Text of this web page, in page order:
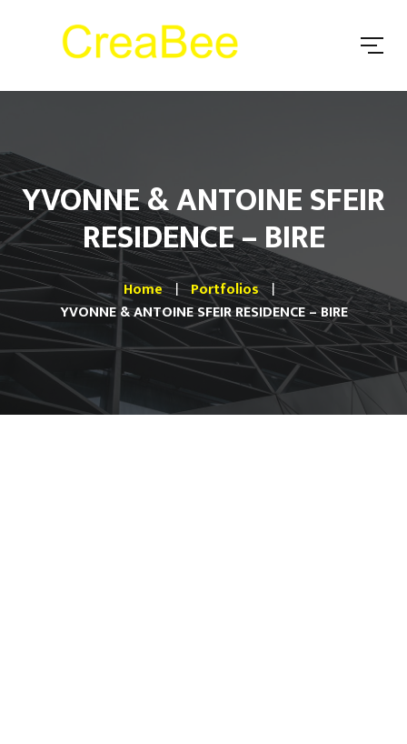
YVONNE & ANTOINE SFEIR
RESIDENCE – BIRE
Home
Portfolios
YVONNE & ANTOINE SFEIR RESIDENCE – BIRE